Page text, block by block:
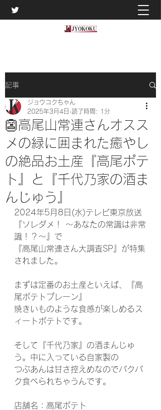
記事
👺高尾山常連さんオスス
メの緑に囲まれた癒やし
の絶品お土産『高尾ポテ
ト』と『千代乃家の酒ま
んじゅう』
ジョウコクちゃん
2025年3月4日 読了時間: 1分
2024年5月8日(水)テレビ東京放送
『ソレダメ！ ～あなたの常識は非常
識！？～』で
『高尾山常連さん大調査SP』が特集
されました。
まずは定番のお土産といえば、『高
尾ポテトプレーン』
焼きいものような食感が楽しめるス
ィートポテトです。
そして『千代乃家』の酒まんじゅ
う。中に入っている自家製の
つぶあんは甘さ控えめなのでパクパ
ク食べられちゃうんです。
店舗名：高尾ポテト